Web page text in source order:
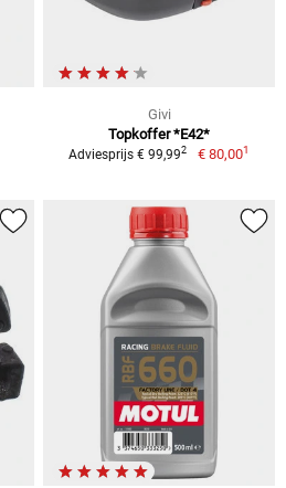
Givi
Topkoffer *E42*
Adviesprijs € 99,992 € 80,001